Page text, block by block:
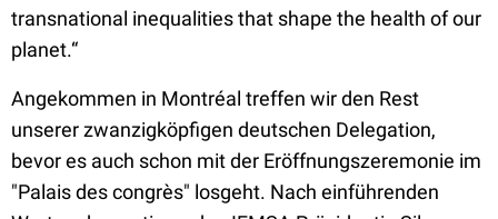
transnational inequalities that shape the health of our
planet.“
Angekommen in Montréal treffen wir den Rest
unserer zwanzigköpfigen deutschen Delegation,
bevor es auch schon mit der Eröffnungszeremonie im
"Palais des congrès" losgeht. Nach einführenden